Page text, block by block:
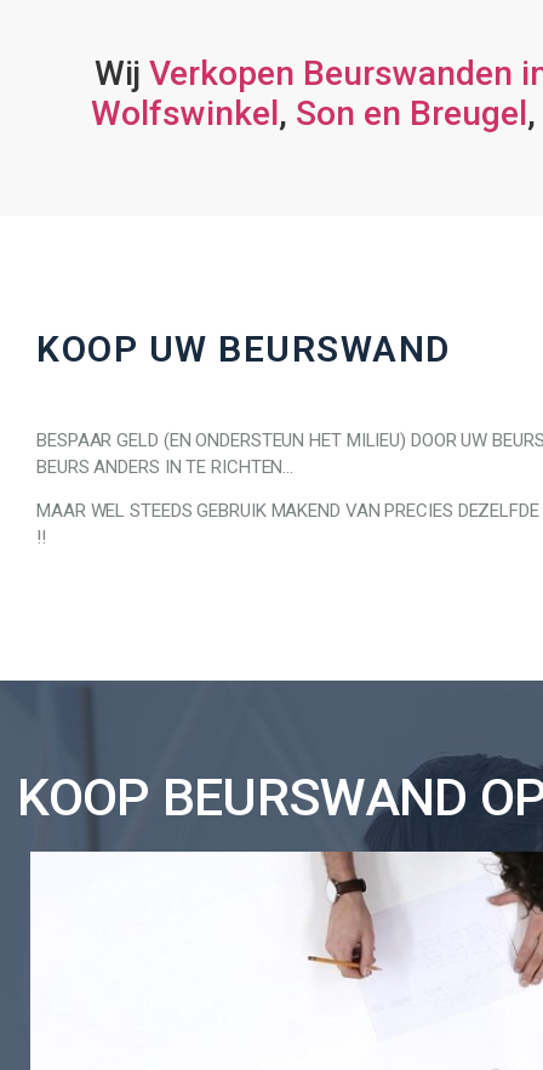
Wij Verkopen Beurswanden
Wolfswinkel, Son en Breugel,
KOOP UW BEURSWAND
BESPAAR GELD (EN ONDERSTEUN HET MILIEU) DOOR UW
BEURS ANDERS IN TE RICHTEN…
MAAR WEL STEEDS GEBRUIK MAKEND VAN PRECIES DEZELFDE
!!
KOOP BEURSWAND